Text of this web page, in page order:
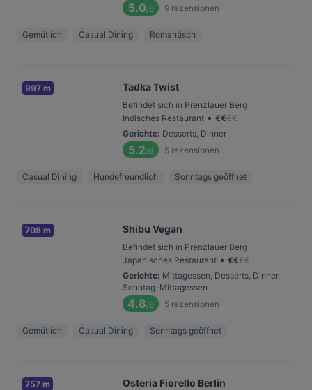
5.0/6 9 rezensionen
Gemütlich Casual Dining Romantisch
997 m Tadka Twist
Befindet sich in Prenzlauer Berg
Indisches Restaurant • €€€€
Gerichte: Desserts, Dinner
5.2/6 5 rezensionen
Casual Dining Hundefreundlich Sonntags geöffnet
708 m Shibu Vegan
Befindet sich in Prenzlauer Berg
Japanisches Restaurant • €€€€
Gerichte: Mittagessen, Desserts, Dinner,
Sonntag-Mittagessen
4.8/6 5 rezensionen
Gemütlich Casual Dining Sonntags geöffnet
757 m Osteria Fiorello Berlin